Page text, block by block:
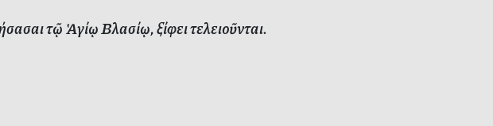
τῷ Ἁγίῳ Βλασίῳ, ξίφει τελειοῦνται.